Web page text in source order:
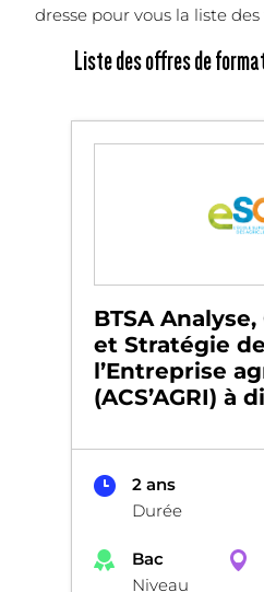
dresse pour vous la liste
Liste des offres de
BTSA
et Stratégie de
l’Entreprise
(ACS’AGRI) à
2 ans
Durée
Bac
Niveau